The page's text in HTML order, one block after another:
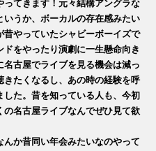
うか、ボーカルの存在感みたい
やっていたシャビーボーイズで
をやったり演劇に一生懸命向き
古屋でライブを見る機会は減っ
たくなるし、あの時の経験を呼
た。昔を知っている人も、今初
名古屋ライブなんでぜひ見て欲
か昔同い年会みたいなのやって